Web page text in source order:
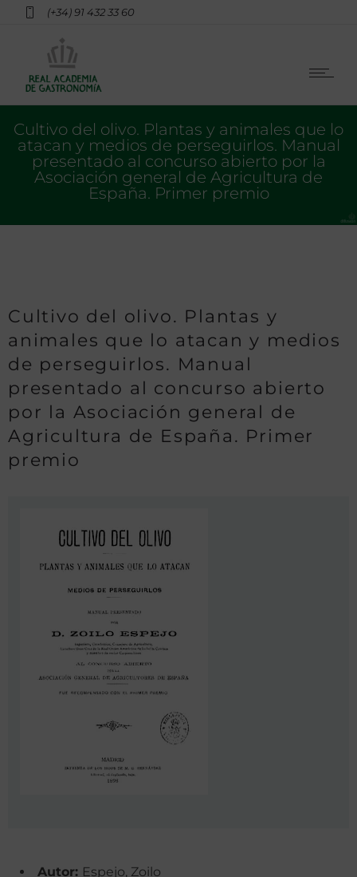
(+34) 91 432 33 60
Cultivo del olivo. Plantas y animales que lo
atacan y medios de perseguirlos. Manual
presentado al concurso abierto por la
Asociación general de Agricultura de
España. Primer premio
Cultivo del olivo. Plantas y
animales que lo atacan y medios
de perseguirlos. Manual
presentado al concurso abierto
por la Asociación general de
Agricultura de España. Primer
premio
Autor: Espejo, Zoilo